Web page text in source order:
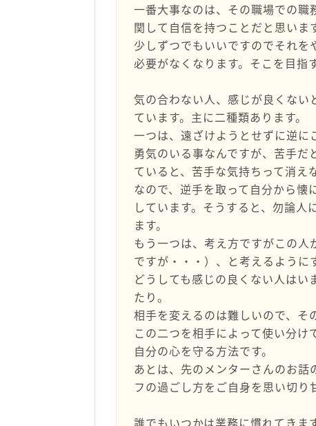
一番大事なのは、その職場での職
関して自信を持つことだと思いま
少しずつでもいいですのでそれ
必要がなくなります。そこを目指
気の合わない人、感じが良くな
ています。主に二種類あります。
一つは、遠ざけようとせずに逆に
勇気のいる事なんですが、苦手だ
ていると、苦手な気持ちって消え
なので、逆手を取って自分から
しています。そうすると、勿論
ます。
もう一つは、考え方ですがこの
ですが・・・）、と考えるように
どうしても感じの良くない人はい
たり。
相手を変えるのは難しいので、そ
この二つを相手によって使い分け
自分の心を守る方法です。
あとは、先のメンターさんのお
フの過ごし方をご自身を思い切り
誰でもいつかは業務に慣れてきま